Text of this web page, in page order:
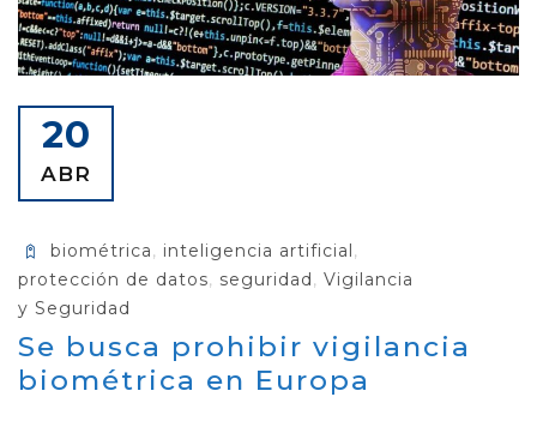
20
ABR
biométrica, inteligencia artificial,
protección de datos, seguridad, Vigilancia
y Seguridad
Se busca prohibir vigilancia
biométrica en Europa